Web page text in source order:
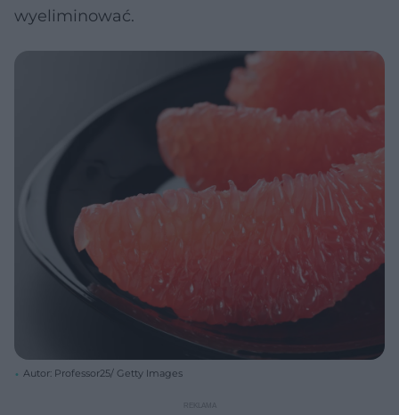
wyeliminować.
Autor: Professor25/ Getty Images